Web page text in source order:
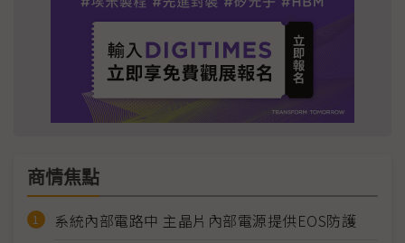
商情焦點
系統內部電路中 主晶片內部電源提供EOS防護